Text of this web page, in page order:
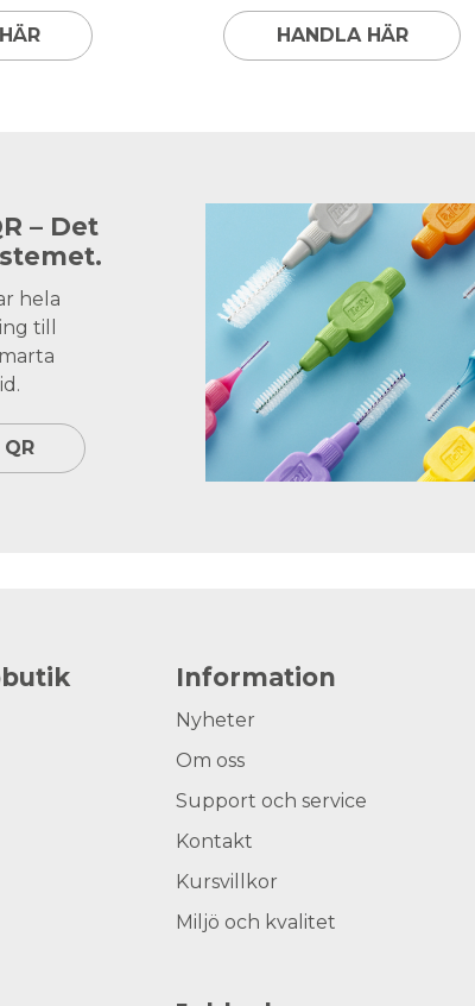
HANDLA HÄR
– Det
hela
till
Information
Nyheter
Om oss
Support och service
Kontakt
Kursvillkor
Miljö och kvalitet